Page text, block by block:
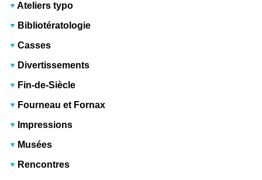
Ateliers typo
Bibliotératologie
Casses
Divertissements
Fin-de-Siècle
Fourneau et Fornax
Impressions
Musées
Rencontres